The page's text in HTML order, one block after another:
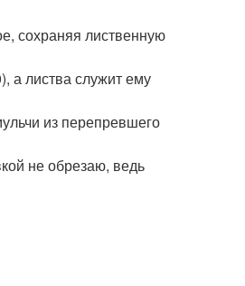
сохраняя лиственную
а листва служит ему
из перепревшего
не обрезаю, ведь